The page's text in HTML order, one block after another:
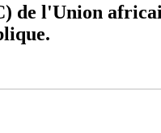
de l'Union